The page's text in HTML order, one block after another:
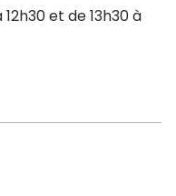
et de 13h30 à